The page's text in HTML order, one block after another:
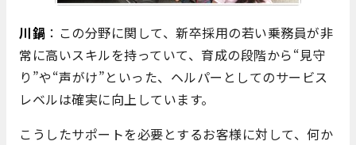
川鍋 ：この分野に関して、新卒採用の若い乗務員が非
常に高いスキルを持っていて、育成の段階から“見守
り”や“声がけ”といった、ヘルパーとしてのサービス
レベルは確実に向上しています。
こうしたサポートを必要とするお客様に対して、何か